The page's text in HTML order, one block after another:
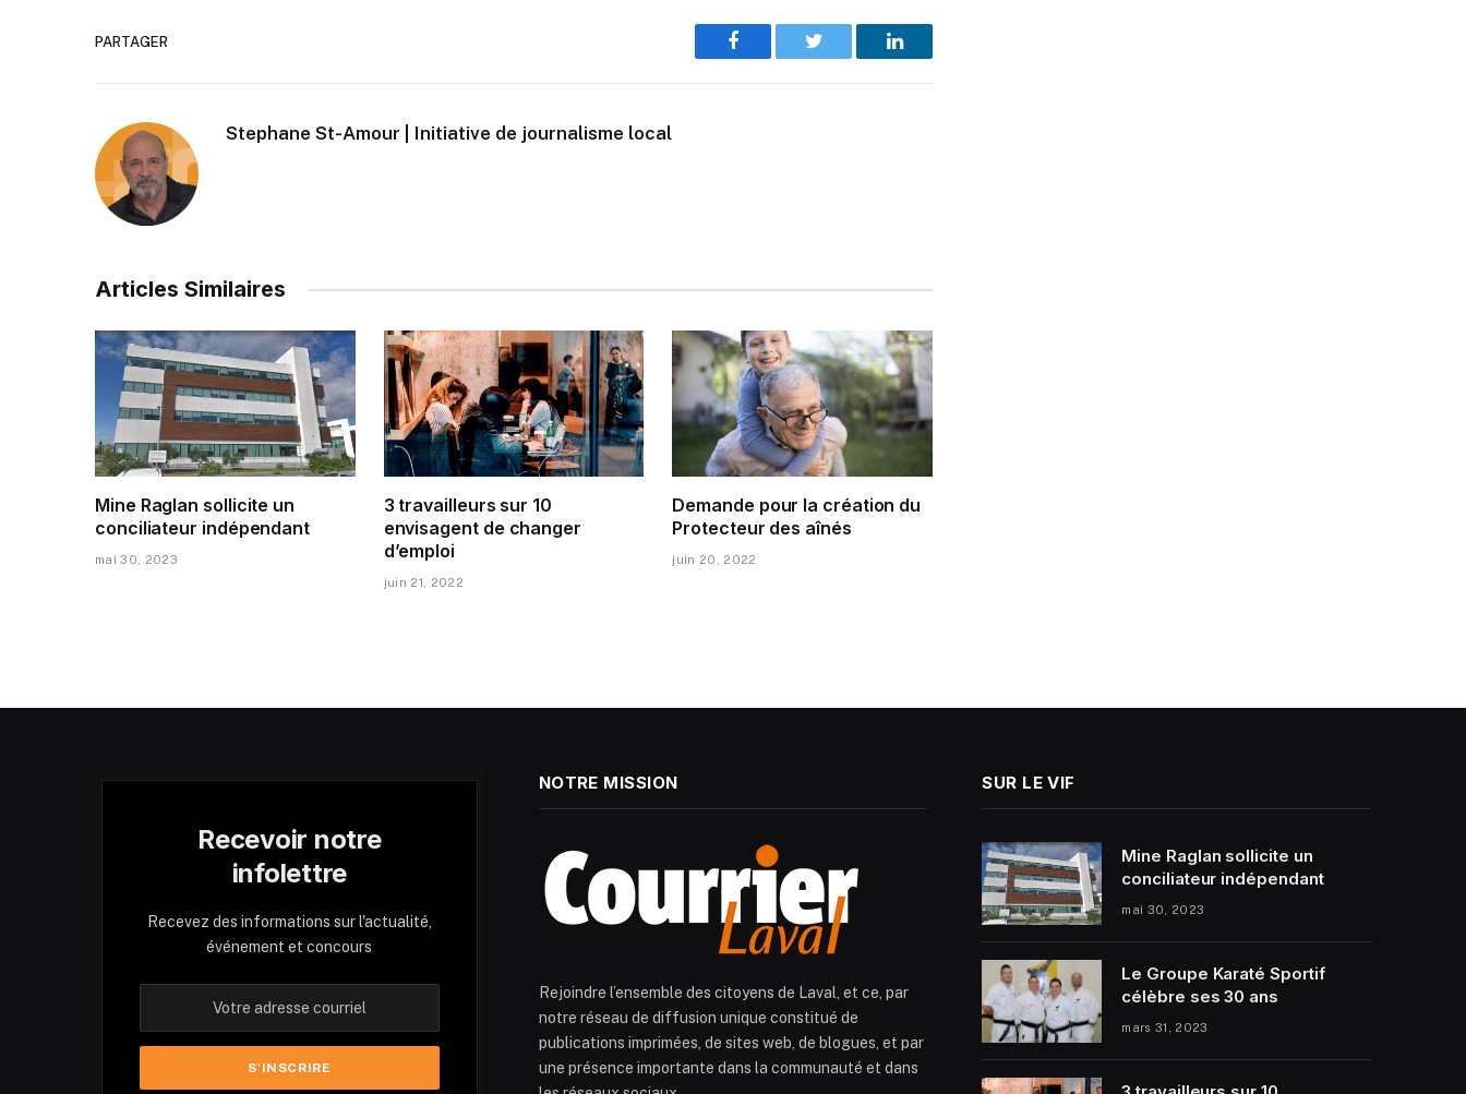
PARTAGER
Facebook Twitter LinkedIn
Stephane St-Amour | Initiative de journalisme local
Articles Similaires
Mine Raglan sollicite un
conciliateur indépendant
mai 30, 2023
3 travailleurs sur 10
envisagent de changer
d’emploi
juin 21, 2022
Demande pour la création du
Protecteur des aînés
juin 20, 2022
Recevoir notre
infolettre
Recevez des informations sur l'actualité,
événement et concours
NOTRE MISSION
Rejoindre l’ensemble des citoyens de Laval, et ce, par
notre réseau de diffusion unique constitué de
publications imprimées, de sites web, de blogues, et par
une présence importante dans la communauté et dans
SUR LE VIF
Mine Raglan sollicite un
conciliateur indépendant
mai 30, 2023
Le Groupe Karaté Sportif
célèbre ses 30 ans
mars 31, 2023